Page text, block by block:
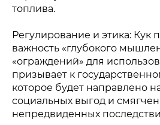
топлива.
Регулирование и этика: Кук
важность «глубокого
«ограждений» для
призывает к
которое будет направлено
социальных выгод и
непредвиденных
Политика конфиденциальности
При использовании материалов ссылка на ROBOTUNION.RU —
обязательна